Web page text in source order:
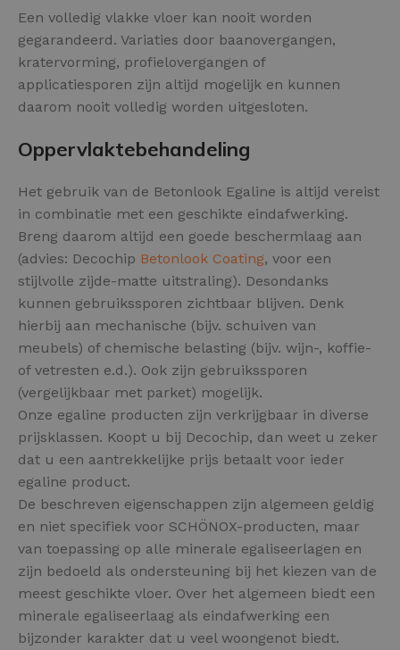
Een volledig vlakke vloer kan nooit worden
gegarandeerd. Variaties door baanovergangen,
kratervorming, profielovergangen of
applicatiesporen zijn altijd mogelijk en kunnen
daarom nooit volledig worden uitgesloten.
Oppervlaktebehandeling
Het gebruik van de Betonlook Egaline is altijd vereist
in combinatie met een geschikte eindafwerking.
Breng daarom altijd een goede beschermlaag aan
(advies: Decochip Betonlook Coating, voor een
stijlvolle zijde-matte uitstraling). Desondanks
kunnen gebruikssporen zichtbaar blijven. Denk
hierbij aan mechanische (bijv. schuiven van
meubels) of chemische belasting (bijv. wijn-, koffie-
of vetresten e.d.). Ook zijn gebruikssporen
(vergelijkbaar met parket) mogelijk.
Onze egaline producten zijn verkrijgbaar in diverse
prijsklassen. Koopt u bij Decochip, dan weet u zeker
dat u een aantrekkelijke prijs betaalt voor ieder
egaline product.
De beschreven eigenschappen zijn algemeen geldig
en niet specifiek voor SCHÖNOX-producten, maar
van toepassing op alle minerale egaliseerlagen en
zijn bedoeld als ondersteuning bij het kiezen van de
meest geschikte vloer. Over het algemeen biedt een
minerale egaliseerlaag als eindafwerking een
bijzonder karakter dat u veel woongenot biedt.